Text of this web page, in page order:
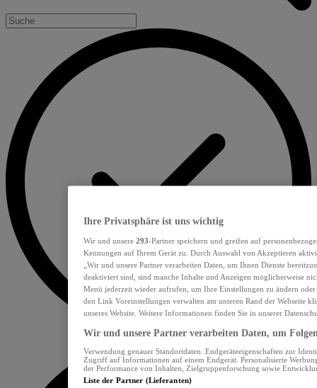
Ihre Privatsphäre ist uns wichtig
Wir und unsere 293-Partner speichern und greifen auf
Kennungen auf Ihrem Gerät zu. Durch Auswahl von Akzeptieren
„Wir und unsere Partner verarbeiten Daten, um Ihnen Dienste
deaktiviert sind, sind manche Inhalte und Anzeigen möglicherweise
Menü jederzeit wieder aufrufen, um Ihre Einstellungen zu ändern
den Link Voreinstellungen verwalten am unteren Rand der Webseite
unseres Website. Weitere Informationen finden Sie in unserer
Wir und unsere Partner verarbeiten Daten, um
Verwendung genauer Standortdaten. Endgeräteeigenschaften zur
Zugriff auf Informationen auf einem Endgerät. Personalisierte
der Performance von Inhalten, Zielgruppenforschung sowie
Liste der Partner (Lieferanten)